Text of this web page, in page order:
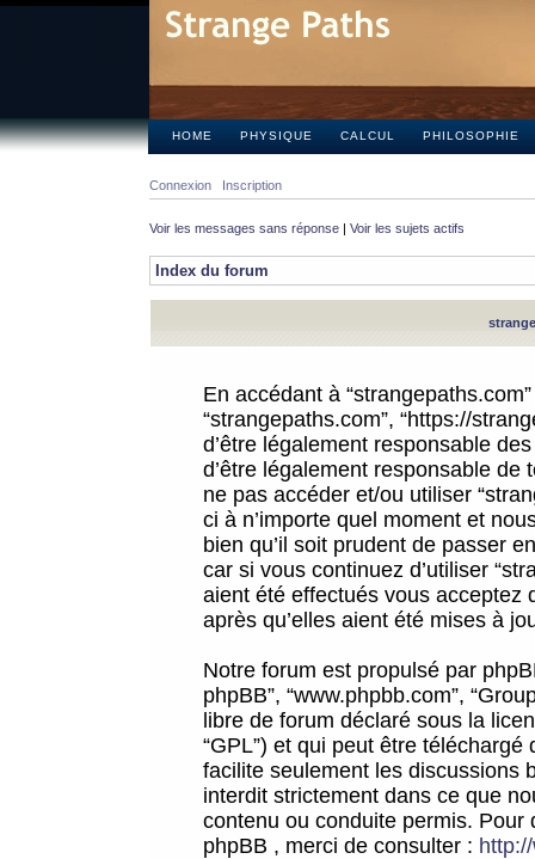
HOME PHYSIQUE CALCUL PHILOSOPHIE
Connexion Inscription
Voir les messages sans réponse | Voir les sujets actifs
Index du forum
En accédant à
“strangepaths.com”, “https://
d’être légalement responsable
d’être légalement responsable
ne pas accéder et/ou utiliser
ci à n’importe quel moment et
bien qu’il soit prudent de passer
car si vous continuez d’utiliser
aient été effectués vous acceptez
après qu’elles aient été mises à
Notre forum est propulsé par
phpBB”, “www.phpbb.com”,
libre de forum déclaré sous la
“GPL”) et qui peut être téléchargé
facilite seulement les discussions
interdit strictement dans ce que
contenu ou conduite permis.
phpBB , merci de consulter :